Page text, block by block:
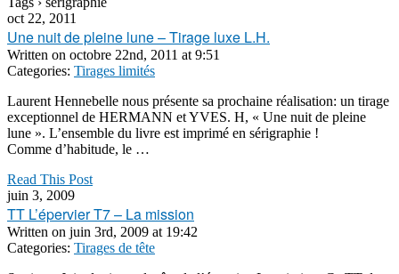
oct 22, 2011
Une nuit de pleine lune – Tirage luxe L.H.
Written on octobre 22nd, 2011 at 9:51
Categories: Tirages limités
Laurent Hennebelle nous présente sa prochaine réalisation: un tirage
exceptionnel de HERMANN et YVES. H, « Une nuit de pleine
lune ». L’ensemble du livre est imprimé en sérigraphie !
Comme d’habitude, le …
Read This Post
juin 3, 2009
TT L’épervier T7 – La mission
Written on juin 3rd, 2009 at 19:42
Categories: Tirages de tête